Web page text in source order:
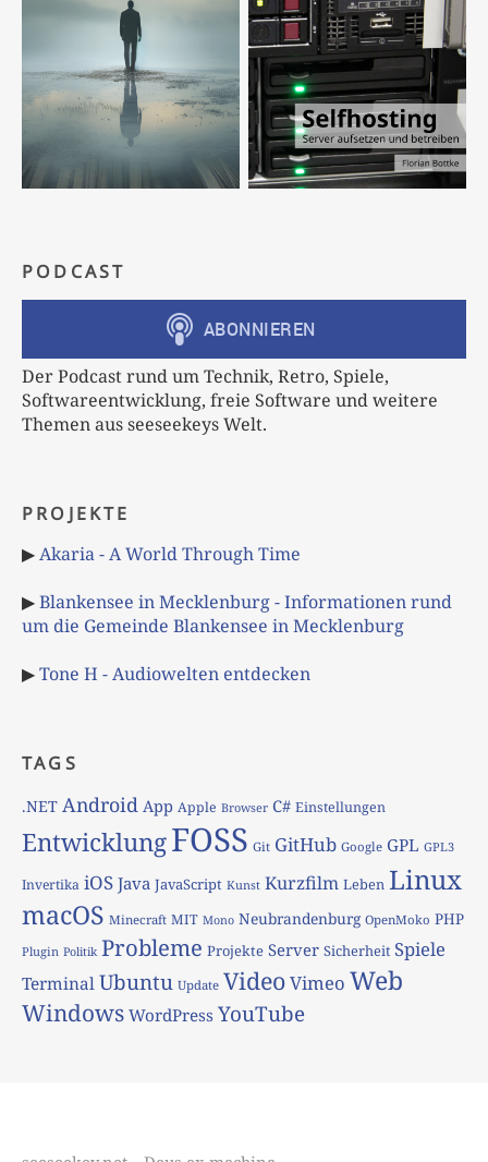
PODCAST
Der Podcast rund um Technik, Retro, Spiele,
Softwareentwicklung, freie Software und weitere
Themen aus seeseekeys Welt.
PROJEKTE
▶Akaria - A World Through Time
▶Blankensee in Mecklenburg - Informationen rund
um die Gemeinde Blankensee in Mecklenburg
▶Tone H - Audiowelten entdecken
TAGS
.NET Android App Apple Browser C# Einstellungen
EntwicklungFOSS Git GitHub Google GPL GPL3
Invertika iOS Java JavaScript Kunst Kurzfilm Leben Linux
macOS Minecraft MIT Mono Neubrandenburg OpenMoko PHP
Plugin Politik Probleme Projekte Server Sicherheit Spiele
TerminalUbuntu Update VideoVimeo Web
Windows WordPress YouTube